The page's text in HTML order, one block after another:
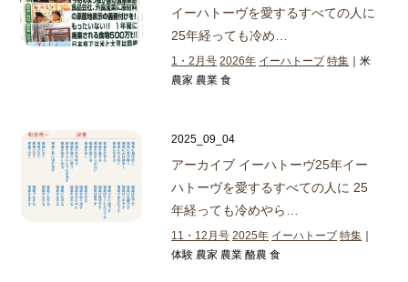
イーハトーヴを愛するすべての人に
25年経っても冷め…
1・2月号 2026年 イーハトーブ 特集 ｜米
農家 農業 食
2025_09_04
アーカイブ イーハトーヴ25年イー
ハトーヴを愛するすべての人に 25
年経っても冷めやら…
11・12月号 2025年 イーハトーブ 特集
体験 農家 農業 酪農 食